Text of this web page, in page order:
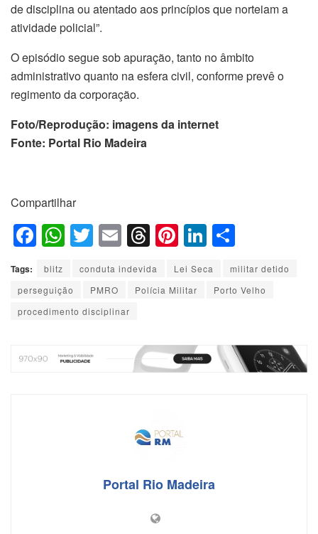
de disciplina ou atentado aos princípios que norteiam a
atividade policial”.
O episódio segue sob apuração, tanto no âmbito
administrativo quanto na esfera civil, conforme prevê o
regimento da corporação.
Foto/Reprodução: imagens da internet
Fonte: Portal Rio Madeira
Compartilhar
F
a
c
e
b
o
o
W
h
at
s
A
p
p
T
wi
tt
er
E
m
ail
T
hr
e
a
s
Pi
nt
er
e
Li
n
k
e
n
h
ar
e
Tags: blitz conduta indevida Lei Seca
militar detido
perseguição
PMRO Polícia Militar
Porto Velho
procedimento disciplinar
Portal Rio Madeira